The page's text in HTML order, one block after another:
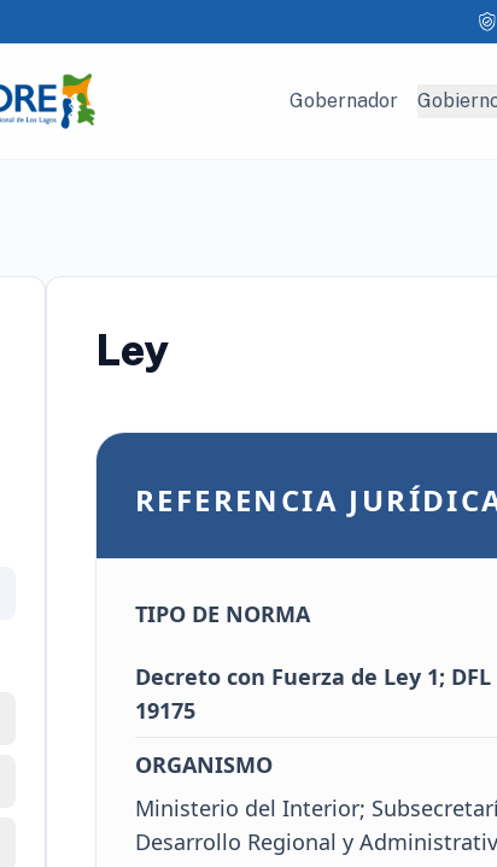
Gobernador
Ley
REFERENCIA
TIPO DE NORMA
Decreto con Fuerza de Ley 1; DFL
19175
ORGANISMO
Ministerio del Interior;
Desarrollo Regional y